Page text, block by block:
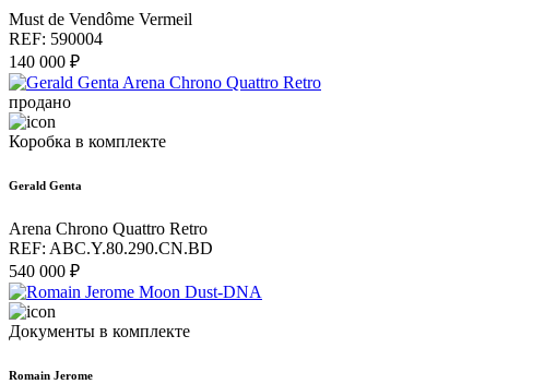
Must de Vendôme Vermeil
REF: 590004
140 000 ₽
продано
Коробка в комплекте
Gerald Genta
Arena Chrono Quattro Retro
REF: ABC.Y.80.290.CN.BD
540 000 ₽
Документы в комплекте
Romain Jerome